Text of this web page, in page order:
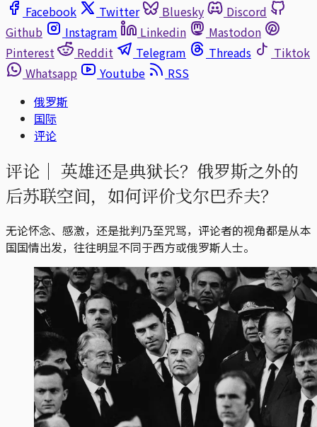
Facebook
Twitter Bluesky
Discord
Github
Instagram Linkedin
Mastodon
Pinterest
Reddit Telegram Threads
Tiktok
Whatsapp
Youtube
RSS
俄罗斯
国际
评论
评论｜ 英雄还是典狱长？俄罗斯之外的
后苏联空间，如何评价戈尔巴乔夫？
无论怀念、感激，还是批判乃至咒骂，评论者的视角都是从本
国国情出发，往往明显不同于西方或俄罗斯人士。